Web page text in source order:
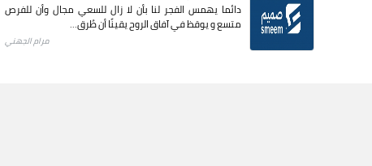
دائما يهمس الفجر لنا بأن لا زال للسعي مجال وأن للفرص
متسع و يوقظ في آفاق الروح يقينًا أن طُرق...
مرام الجهني